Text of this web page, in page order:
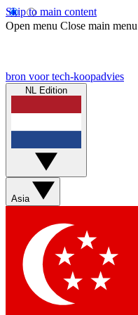
Skip to main content
Open menu Close main menu
bron voor tech-koopadvies
NL Edition
Asia